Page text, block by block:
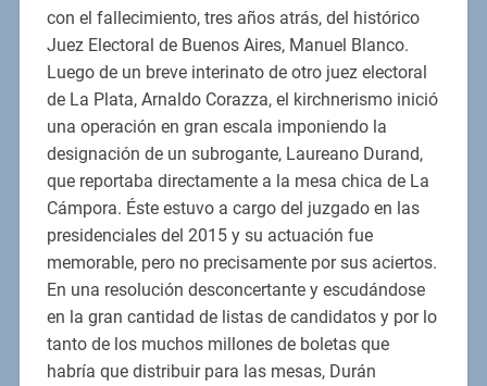
con el fallecimiento, tres años atrás, del histórico
Juez Electoral de Buenos Aires, Manuel Blanco.
Luego de un breve interinato de otro juez electoral
de La Plata, Arnaldo Corazza, el kirchnerismo inició
una operación en gran escala imponiendo la
designación de un subrogante, Laureano Durand,
que reportaba directamente a la mesa chica de La
Cámpora. Éste estuvo a cargo del juzgado en las
presidenciales del 2015 y su actuación fue
memorable, pero no precisamente por sus aciertos.
En una resolución desconcertante y escudándose
en la gran cantidad de listas de candidatos y por lo
tanto de los muchos millones de boletas que
habría que distribuir para las mesas, Durán